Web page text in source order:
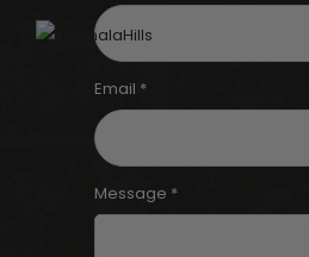
Email *
Message *